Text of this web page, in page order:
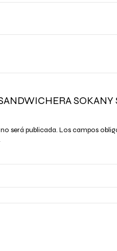
SOKANY
será publicada. Los campos